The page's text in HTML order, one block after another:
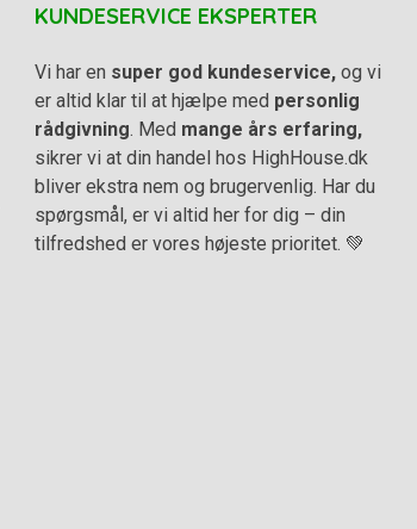
KUNDESERVICE EKSPERTER
Vi har en super god kundeservice, og vi
er altid klar til at hjælpe med personlig
rådgivning . Med mange års erfaring,
sikrer vi at din handel hos HighHouse.dk
bliver ekstra nem og brugervenlig. Har du
spørgsmål, er vi altid her for dig – din
tilfredshed er vores højeste prioritet. 💚